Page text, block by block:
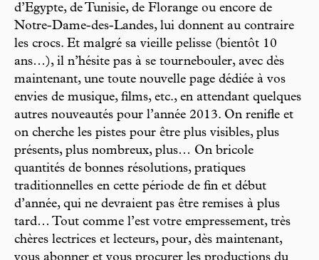
d’Egypte, de Tunisie, de Florange ou encore de
Notre-Dame-des-Landes, lui donnent au contraire
les crocs. Et malgré sa vieille pelisse (bientôt 10
ans…), il n’hésite pas à se tournebouler, avec dès
maintenant, une toute nouvelle page dédiée à vos
envies de musique, films, etc., en attendant quelques
autres nouveautés pour l’année 2013. On renifle et
on cherche les pistes pour être plus visibles, plus
présents, plus nombreux, plus… On bricole
quantités de bonnes résolutions, pratiques
traditionnelles en cette période de fin et début
d’année, qui ne devraient pas être remises à plus
tard… Tout comme l’est votre empressement, très
chères lectrices et lecteurs, pour, dès maintenant,